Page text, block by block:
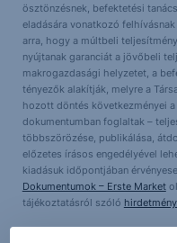
ösztönzésnek, befektetési
eladására vonatkozó
arra, hogy a múltbeli
nyújtanak garanciát a jövőbeli
makrogazdasági helyzetet, a
tényezők alakítják, melyre a
hozott döntés következményei
dokumentumban foglaltak –
többszörözése, publikálása,
előzetes írásos engedélyével
kiadásuk időpontjában
Dokumentumok – Erste Market
tájékoztatásról szóló